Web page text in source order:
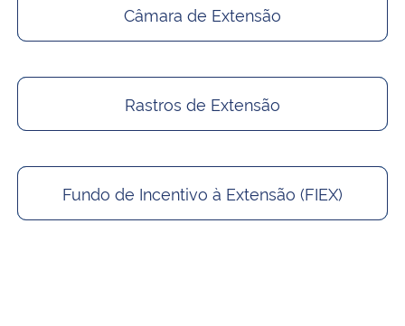
Câmara de Extensão
Rastros de Extensão
Fundo de Incentivo à Extensão (FIEX)